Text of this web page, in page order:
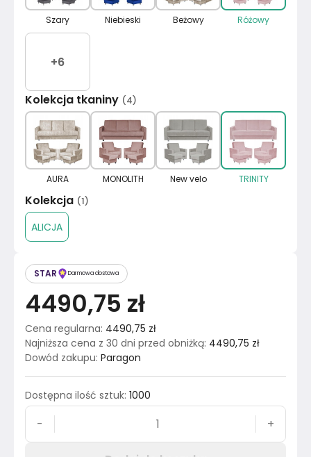
STAR Darmowa dostawa
4490,75 zł
Cena regularna: 4490,75 zł
Najniższa cena z 30 dni przed obniżką: 4490,75 zł
Dowód zakupu: Paragon
Dostępna ilość sztuk: 1000
- +
Szary Niebieski Beżowy Różowy
+6
Kolekcja tkaniny (4)
AURA MONOLITH New velo TRINITY
Kolekcja (1)
ALICJA